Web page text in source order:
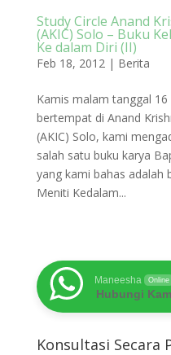
Study Circle Anand
(AKIC) Solo – Buku
Ke dalam Diri (II)
Feb 18, 2012| Berita
Kamis malam tanggal
bertempat di Anand
(AKIC) Solo, kami
salah satu buku karya
yang kami bahas adalah
Meniti Kedalam...
Maneesha Online
Hubungi
Konsultasi Secara